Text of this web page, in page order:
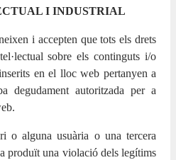
I INDUSTRIAL
i accepten que tots els drets
sobre els continguts i/o
en el lloc web pertanyen a
degudament autoritzada per a
o alguna usuària o una tercera
produït una violació dels legítims